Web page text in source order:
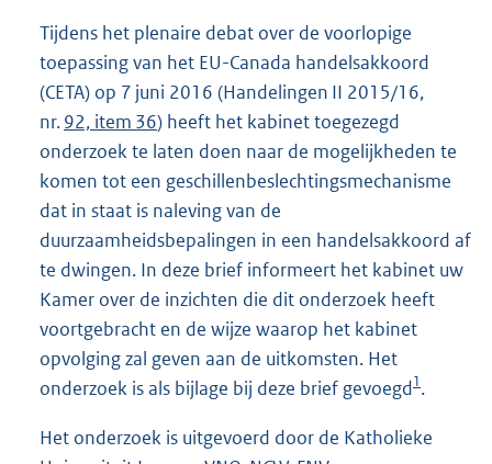
Tijdens het plenaire debat over de voorlopige
toepassing van het EU-Canada handelsakkoord
(CETA) op 7 juni 2016 (Handelingen II 2015/16,
nr.92, item 36) heeft het kabinet toegezegd
onderzoek te laten doen naar de mogelijkheden te
komen tot een geschillenbeslechtingsmechanisme
dat in staat is naleving van de
duurzaamheidsbepalingen in een handelsakkoord af
te dwingen. In deze brief informeert het kabinet uw
Kamer over de inzichten die dit onderzoek heeft
voortgebracht en de wijze waarop het kabinet
opvolging zal geven aan de uitkomsten. Het
onderzoek is als bijlage bij deze brief gevoegd1.
Het onderzoek is uitgevoerd door de Katholieke